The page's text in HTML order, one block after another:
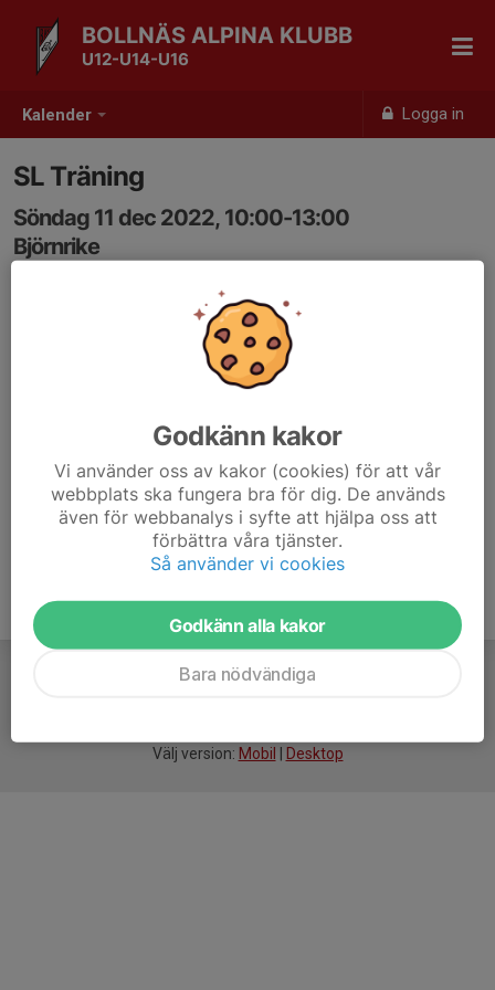
Kalender Logga in
BOLLNÄS ALPINA KLUBB
U12-U14-U16
SL Träning
Söndag 11 dec 2022, 10:00-13:00
Björnrike
Välj version: Mobil Desktop
Godkänn kakor
Vi använder oss av kakor (cookies) för att vår
webbplats ska fungera bra för dig. De används
även för webbanalys i syfte att hjälpa oss att
förbättra våra tjänster.
Så använder vi cookies
Godkänn alla kakor
Bara nödvändiga